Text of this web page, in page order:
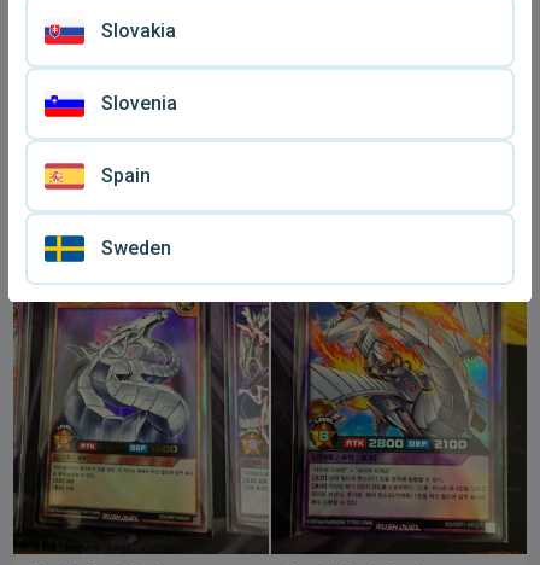
Summoned Skull σπάνια
€ 30 € 5
Slovakia
Slovenia
Spain
Sweden